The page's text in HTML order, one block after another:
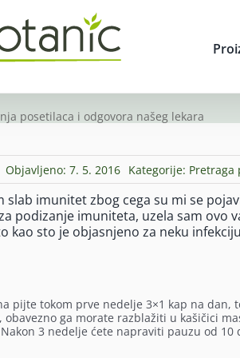
posetilaca i odgovora našeg lekara
Objavljeno: 7. 5. 2016 Kategorije: Pretraga
slab imunitet zbog cega su mi se
podizanje imuniteta, uzela sam ovo
kao sto je objasnjeno za neku
pijte tokom prve nedelje 3×1 kap na dan,
obavezno ga morate razblažiti u kašičici
3 nedelje ćete napraviti pauzu od